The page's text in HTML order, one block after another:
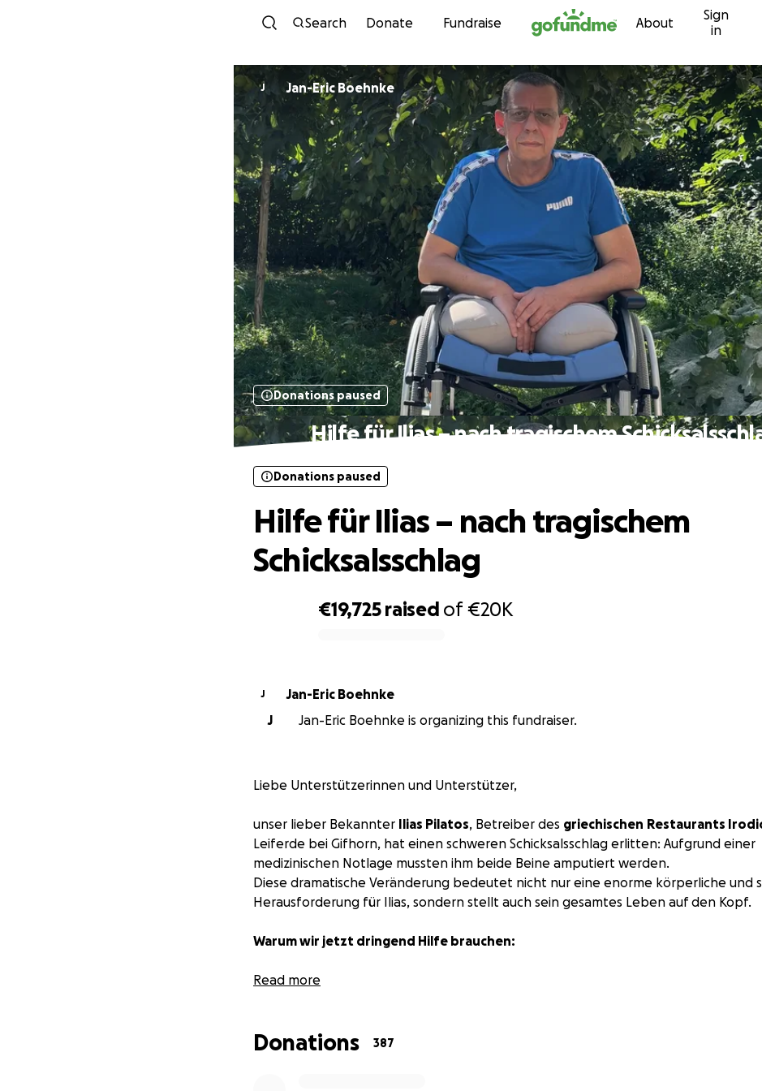
Skip to content
Search Donate Fundraise About
Sign
in
J Jan-Eric Boehnke
Donations paused
Hilfe für Ilias – nach tragischem
€19,725 raised of€20K
Donations paused
Hilfe für Ilias – nach tragischem
Schicksalsschlag
J
Jan-Eric Boehnke
J
Jan-Eric Boehnke is organizing this fundraiser.
Liebe Unterstützerinnen und Unterstützer,
unser lieber Bekannter Ilias Pilatos, Betreiber des griechischen Restaurants
Leiferde bei Gifhorn, hat einen schweren Schicksalsschlag erlitten: Aufgrund einer
medizinischen Notlage mussten ihm beide Beine amputiert werden.
Diese dramatische Veränderung bedeutet nicht nur eine enorme körperliche und
Herausforderung für Ilias, sondern stellt auch sein gesamtes Leben auf den Kopf.
Warum wir jetzt dringend Hilfe brauchen:
Damit Ilias in sein Zuhause zurückkehren und dort ein möglichst selbstbestimmtes
• barrierefreier Zugang zur Wohnung
Read more
Donations 387